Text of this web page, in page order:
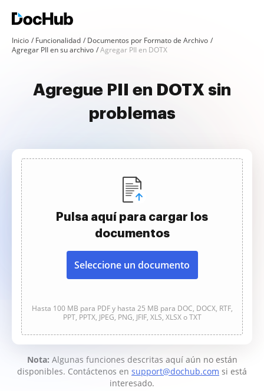
Inicio Funcionalidad
Documentos por Formato de Archivo
Agregar PII en su archivo
Agregar PII en DOTX
Agregue PII en DOTX sin
problemas
Pulsa aquí para cargar los
documentos
Seleccione un documento
Hasta 100 MB para PDF y hasta 25 MB para DOC, DOCX, RTF,
PPT, PPTX, JPEG, PNG, JFIF, XLS, XLSX o TXT
Nota: Algunas funciones descritas aquí aún no están
disponibles. Contáctenos en support@dochub.com si está
interesado.